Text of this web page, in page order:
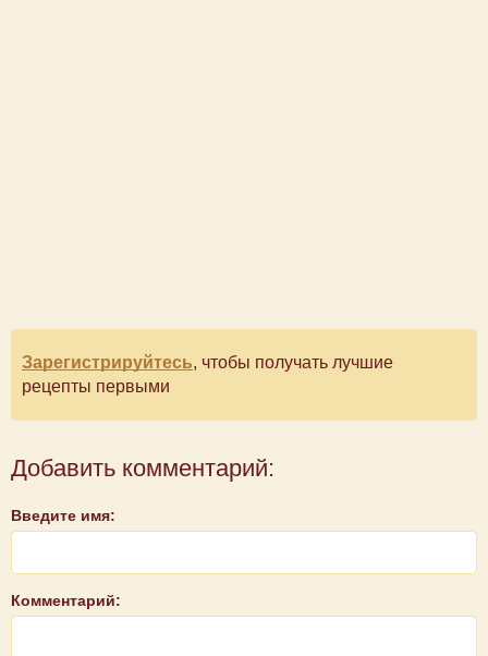
Зарегистрируйтесь, чтобы получать лучшие
рецепты первыми
Добавить комментарий:
Введите имя:
Комментарий: